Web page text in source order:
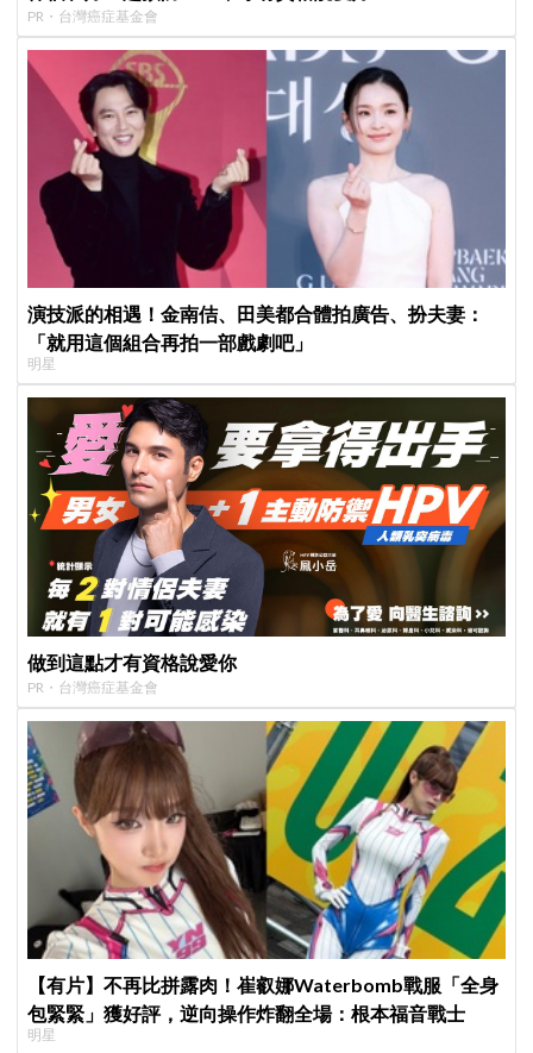
PR・台灣癌症基金會
演技派的相遇！金南佶、田美都合體拍廣告、扮夫妻：
「就用這個組合再拍一部戲劇吧」
明星
做到這點才有資格說愛你
PR・台灣癌症基金會
【有片】不再比拼露肉！崔叡娜Waterbomb戰服「全身
包緊緊」獲好評，逆向操作炸翻全場：根本福音戰士
明星